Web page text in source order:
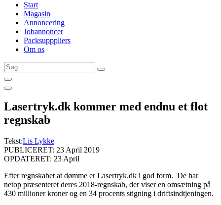
Start
Magasin
Annoncering
Jobannoncer
Packsupppliers
Om os
Søg
…
Lasertryk.dk kommer med endnu et flot
regnskab
Tekst:Lis Lykke
PUBLICERET: 23 April 2019
OPDATERET: 23 April
Efter regnskabet at dømme er Lasertryk.dk i god form. De har
netop præsenteret deres 2018-regnskab, der viser en omsætning på
430 millioner kroner og en 34 procents stigning i driftsindtjeningen.